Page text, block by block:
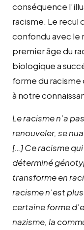
conséquence
racisme. Le recul
confondu avec le
premier âge du
biologique a
forme du racisme
à notre
Le racisme n’a
renouveler, se
[…] Ce racisme
déterminé
transforme en
racisme n’est
certaine forme
nazisme, la